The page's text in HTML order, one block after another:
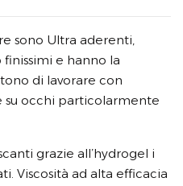
sono Ultra aderenti,
e hanno la
di lavorare con
su occhi particolarmente
grazie all’hydrogel i
Viscosità ad alta efficacia